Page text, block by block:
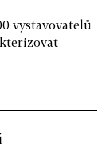
vystavovatelů